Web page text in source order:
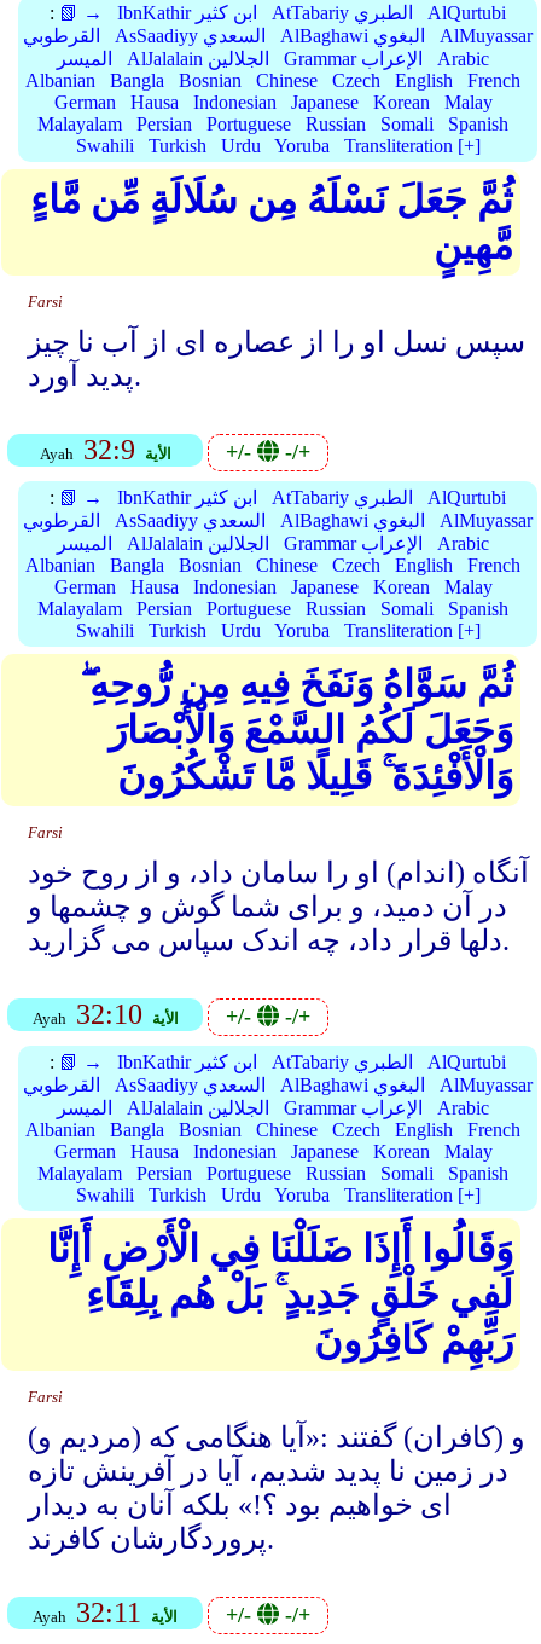
: 📗 → IbnKathir ابن كثير AtTabariy الطبري
AlQurtubi
القرطوبي
AsSaadiyy السعدي AlBaghawi البغوي
AlMuyassar
الميسر
AlJalalain الجلالين Grammar الإعراب
Arabic
Albanian
Bangla Bosnian Chinese Czech English
French
German
Hausa Indonesian Japanese Korean
Malay
Malayalam
Persian Portuguese Russian Somali
Spanish
Swahili
Turkish Urdu Yoruba Transliteration [+]
ثُمَّ جَعَلَ نَسْلَهُ مِن سُلَالَةٍ مِّن مَّاءٍ
مَّهِينٍ
Farsi
سپس نسل او را از عصاره ای از آب نا چیز
پدید آورد.
Ayah 32:9 الأية +/- -/+
: 📗 → IbnKathir ابن كثير AtTabariy الطبري
AlQurtubi
القرطوبي
AsSaadiyy السعدي AlBaghawi البغوي
AlMuyassar
الميسر
AlJalalain الجلالين Grammar الإعراب
Arabic
Albanian
Bangla Bosnian Chinese Czech English
French
German
Hausa Indonesian Japanese Korean
Malay
Malayalam
Persian Portuguese Russian Somali
Spanish
Swahili
Turkish Urdu Yoruba Transliteration [+]
ثُمَّ سَوَّاهُ وَنَفَخَ فِيهِ مِن رُّوحِهِ ۖ
وَجَعَلَ لَكُمُ السَّمْعَ وَالْأَبْصَارَ
وَالْأَفْئِدَةَ ۚ قَلِيلًا مَّا تَشْكُرُونَ
Farsi
آنگاه (اندام) او را سامان داد، و از روح خود
در آن دمید، و برای شما گوش و چشمها و
دلها قرار داد، چه اندک سپاس می گزارید.
Ayah 32:10 الأية +/- -/+
: 📗 → IbnKathir ابن كثير AtTabariy الطبري
AlQurtubi
القرطوبي
AsSaadiyy السعدي AlBaghawi البغوي
AlMuyassar
الميسر
AlJalalain الجلالين Grammar الإعراب
Arabic
Albanian
Bangla Bosnian Chinese Czech English
French
German
Hausa Indonesian Japanese Korean
Malay
Malayalam
Persian Portuguese Russian Somali
Spanish
Swahili
Turkish Urdu Yoruba Transliteration [+]
وَقَالُوا أَإِذَا ضَلَلْنَا فِي الْأَرْضِ أَإِنَّا
لَفِي خَلْقٍ جَدِيدٍ ۚ بَلْ هُم بِلِقَاءِ
رَبِّهِمْ كَافِرُونَ
Farsi
و (کافران) گفتند :«آیا هنگامی که (مردیم و)
در زمین نا پدید شدیم، آیا در آفرینش تازه
ای خواهیم بود ؟!» بلکه آنان به دیدار
پروردگارشان کافرند.
Ayah 32:11 الأية +/- -/+